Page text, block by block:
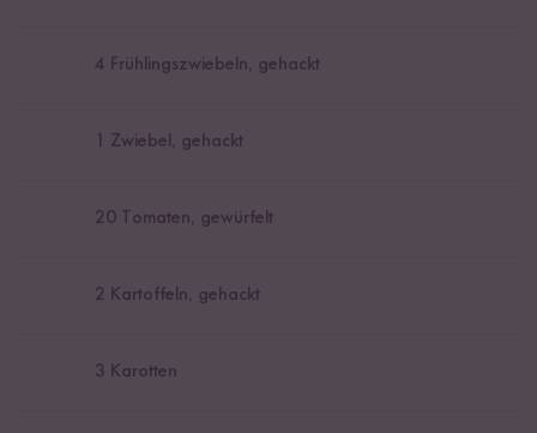
4 Frühlingszwiebeln, gehackt
1 Zwiebel, gehackt
20 Tomaten, gewürfelt
2 Kartoffeln, gehackt
3 Karotten